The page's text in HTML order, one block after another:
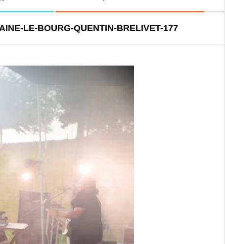
LE-BOURG-QUENTIN-BRELIVET-177